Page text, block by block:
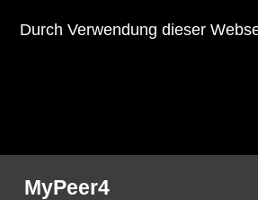
Durch Verwendung dieser
MyPeer4